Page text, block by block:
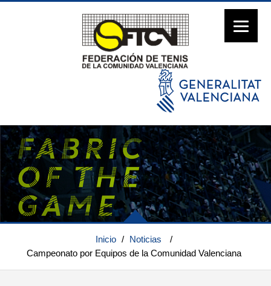
Inicio / Noticias
/
Campeonato por Equipos de la Comunidad Valenciana